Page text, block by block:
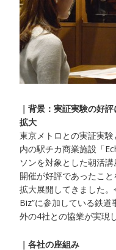
｜背景：実証実験の好
拡大
東京メトロとの実証実
内の駅チカ商業施設「
ソンを対象とした朝活
開催が好評であったこ
拡大展開してきました
Biz”に参加している鉄
外の4社との協業が実現
｜各社の座組み